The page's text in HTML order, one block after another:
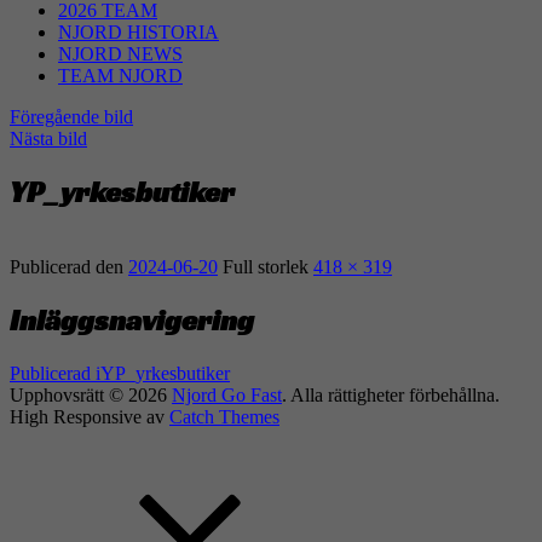
2026 TEAM
NJORD HISTORIA
NJORD NEWS
TEAM NJORD
Föregående bild
Nästa bild
YP_yrkesbutiker
Publicerad den 2024-06-20 Full storlek 418 × 319
Inläggsnavigering
Publicerad iYP_yrkesbutiker
Upphovsrätt © 2026 Njord Go Fast. Alla rättigheter förbehållna.
High Responsive av Catch Themes